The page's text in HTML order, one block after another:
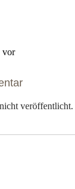
vor
veröffentlicht.